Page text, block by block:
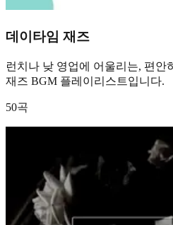
데이타임 재즈
런치나 낮 영업에 어울리는, 편안
재즈 BGM 플레이리스트입니다.
50곡